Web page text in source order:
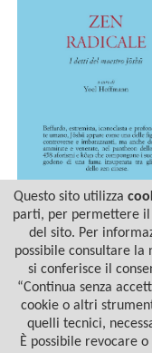
ZEN RADICALE
Questo sito utilizza
parti, per permettere
del sito. Per
possibile consultare la
si conferisce il
“Continua senza
cookie o altri
quelli tecnici,
È possibile revocare